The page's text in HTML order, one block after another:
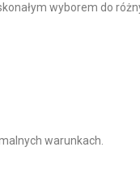
wyborem do
warunkach.